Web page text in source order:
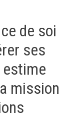
de soi
ses
mission